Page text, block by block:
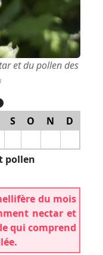
et du pollen des
S O N D
pollen
du mois
nectar et
qui comprend